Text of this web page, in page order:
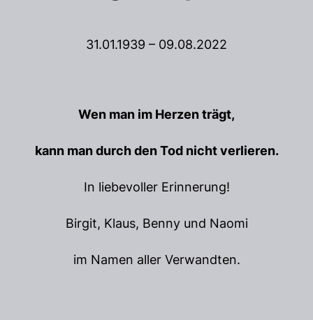
31.01.1939 – 09.08.2022
Wen man im Herzen trägt,
kann man durch den Tod nicht verlieren.
In liebevoller Erinnerung!
Birgit, Klaus, Benny und Naomi
im Namen aller Verwandten.